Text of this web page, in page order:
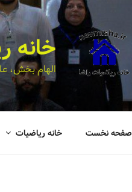
خانه
الهام بخش،
صفحه نخست خانه ریاضیات